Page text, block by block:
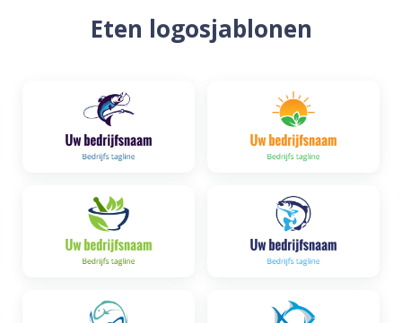
Eten logosjablonen